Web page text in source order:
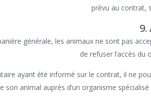
prévu au contrat,
générale, les animaux ne sont pas
de refuser l’accès du
ayant été informé sur le contrat, il ne
son animal auprès d’un organisme